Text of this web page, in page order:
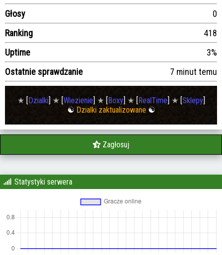
Głosy
0
Ranking
418
Uptime
3%
Ostatnie sprawdzanie
7 minut temu
★ [Dzialki] ★ [Wiezienie] ★ [Boxy] ★ [RealTime] ★ [Sklepy]
☯ Dzialki zaktualizowane ☯
Zagłosuj
Statystyki serwera